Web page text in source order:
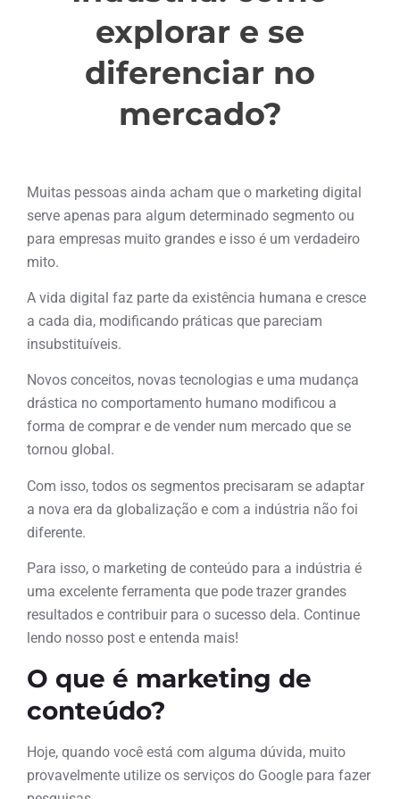
explorar e se
diferenciar no
mercado?
Muitas pessoas ainda acham que o marketing digital
serve apenas para algum determinado segmento ou
para empresas muito grandes e isso é um verdadeiro
mito.
A vida digital faz parte da existência humana e cresce
a cada dia, modificando práticas que pareciam
insubstituíveis.
Novos conceitos, novas tecnologias e uma mudança
drástica no comportamento humano modificou a
forma de comprar e de vender num mercado que se
tornou global.
Com isso, todos os segmentos precisaram se adaptar
a nova era da globalização e com a indústria não foi
diferente.
Para isso, o marketing de conteúdo para a indústria é
uma excelente ferramenta que pode trazer grandes
resultados e contribuir para o sucesso dela. Continue
lendo nosso post e entenda mais!
O que é marketing de
conteúdo?
Hoje, quando você está com alguma dúvida, muito
provavelmente utilize os serviços do Google para fazer